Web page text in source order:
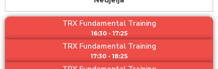
TRX Fundamental Training
16:30 - 17:25
TRX Fundamental Training
17:30 - 18:25